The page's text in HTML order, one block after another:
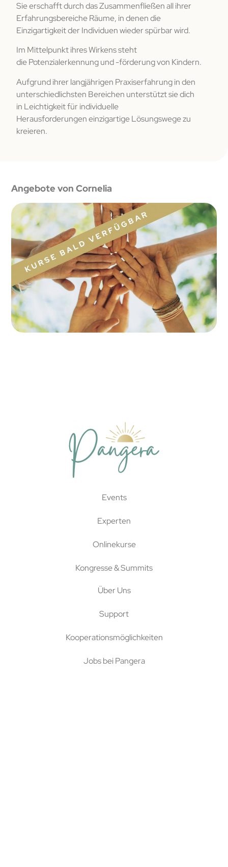
Sie erschafft durch das Zusammenfließen all ihrer
Erfahrungsbereiche Räume, in denen die
Einzigartigkeit der Individuen wieder spürbar wird.
Im Mittelpunkt ihres Wirkens steht
die Potenzialerkennung und -förderung von Kindern.
Aufgrund ihrer langjährigen Praxiserfahrung in den
unterschiedlichsten Bereichen unterstützt sie dich
in Leichtigkeit für individuelle
Herausforderungen einzigartige Lösungswege zu
kreieren.
Angebote von Cornelia
Events
Experten
Onlinekurse
Kongresse & Summits
Über Uns
Support
Kooperationsmöglichkeiten
Jobs bei Pangera